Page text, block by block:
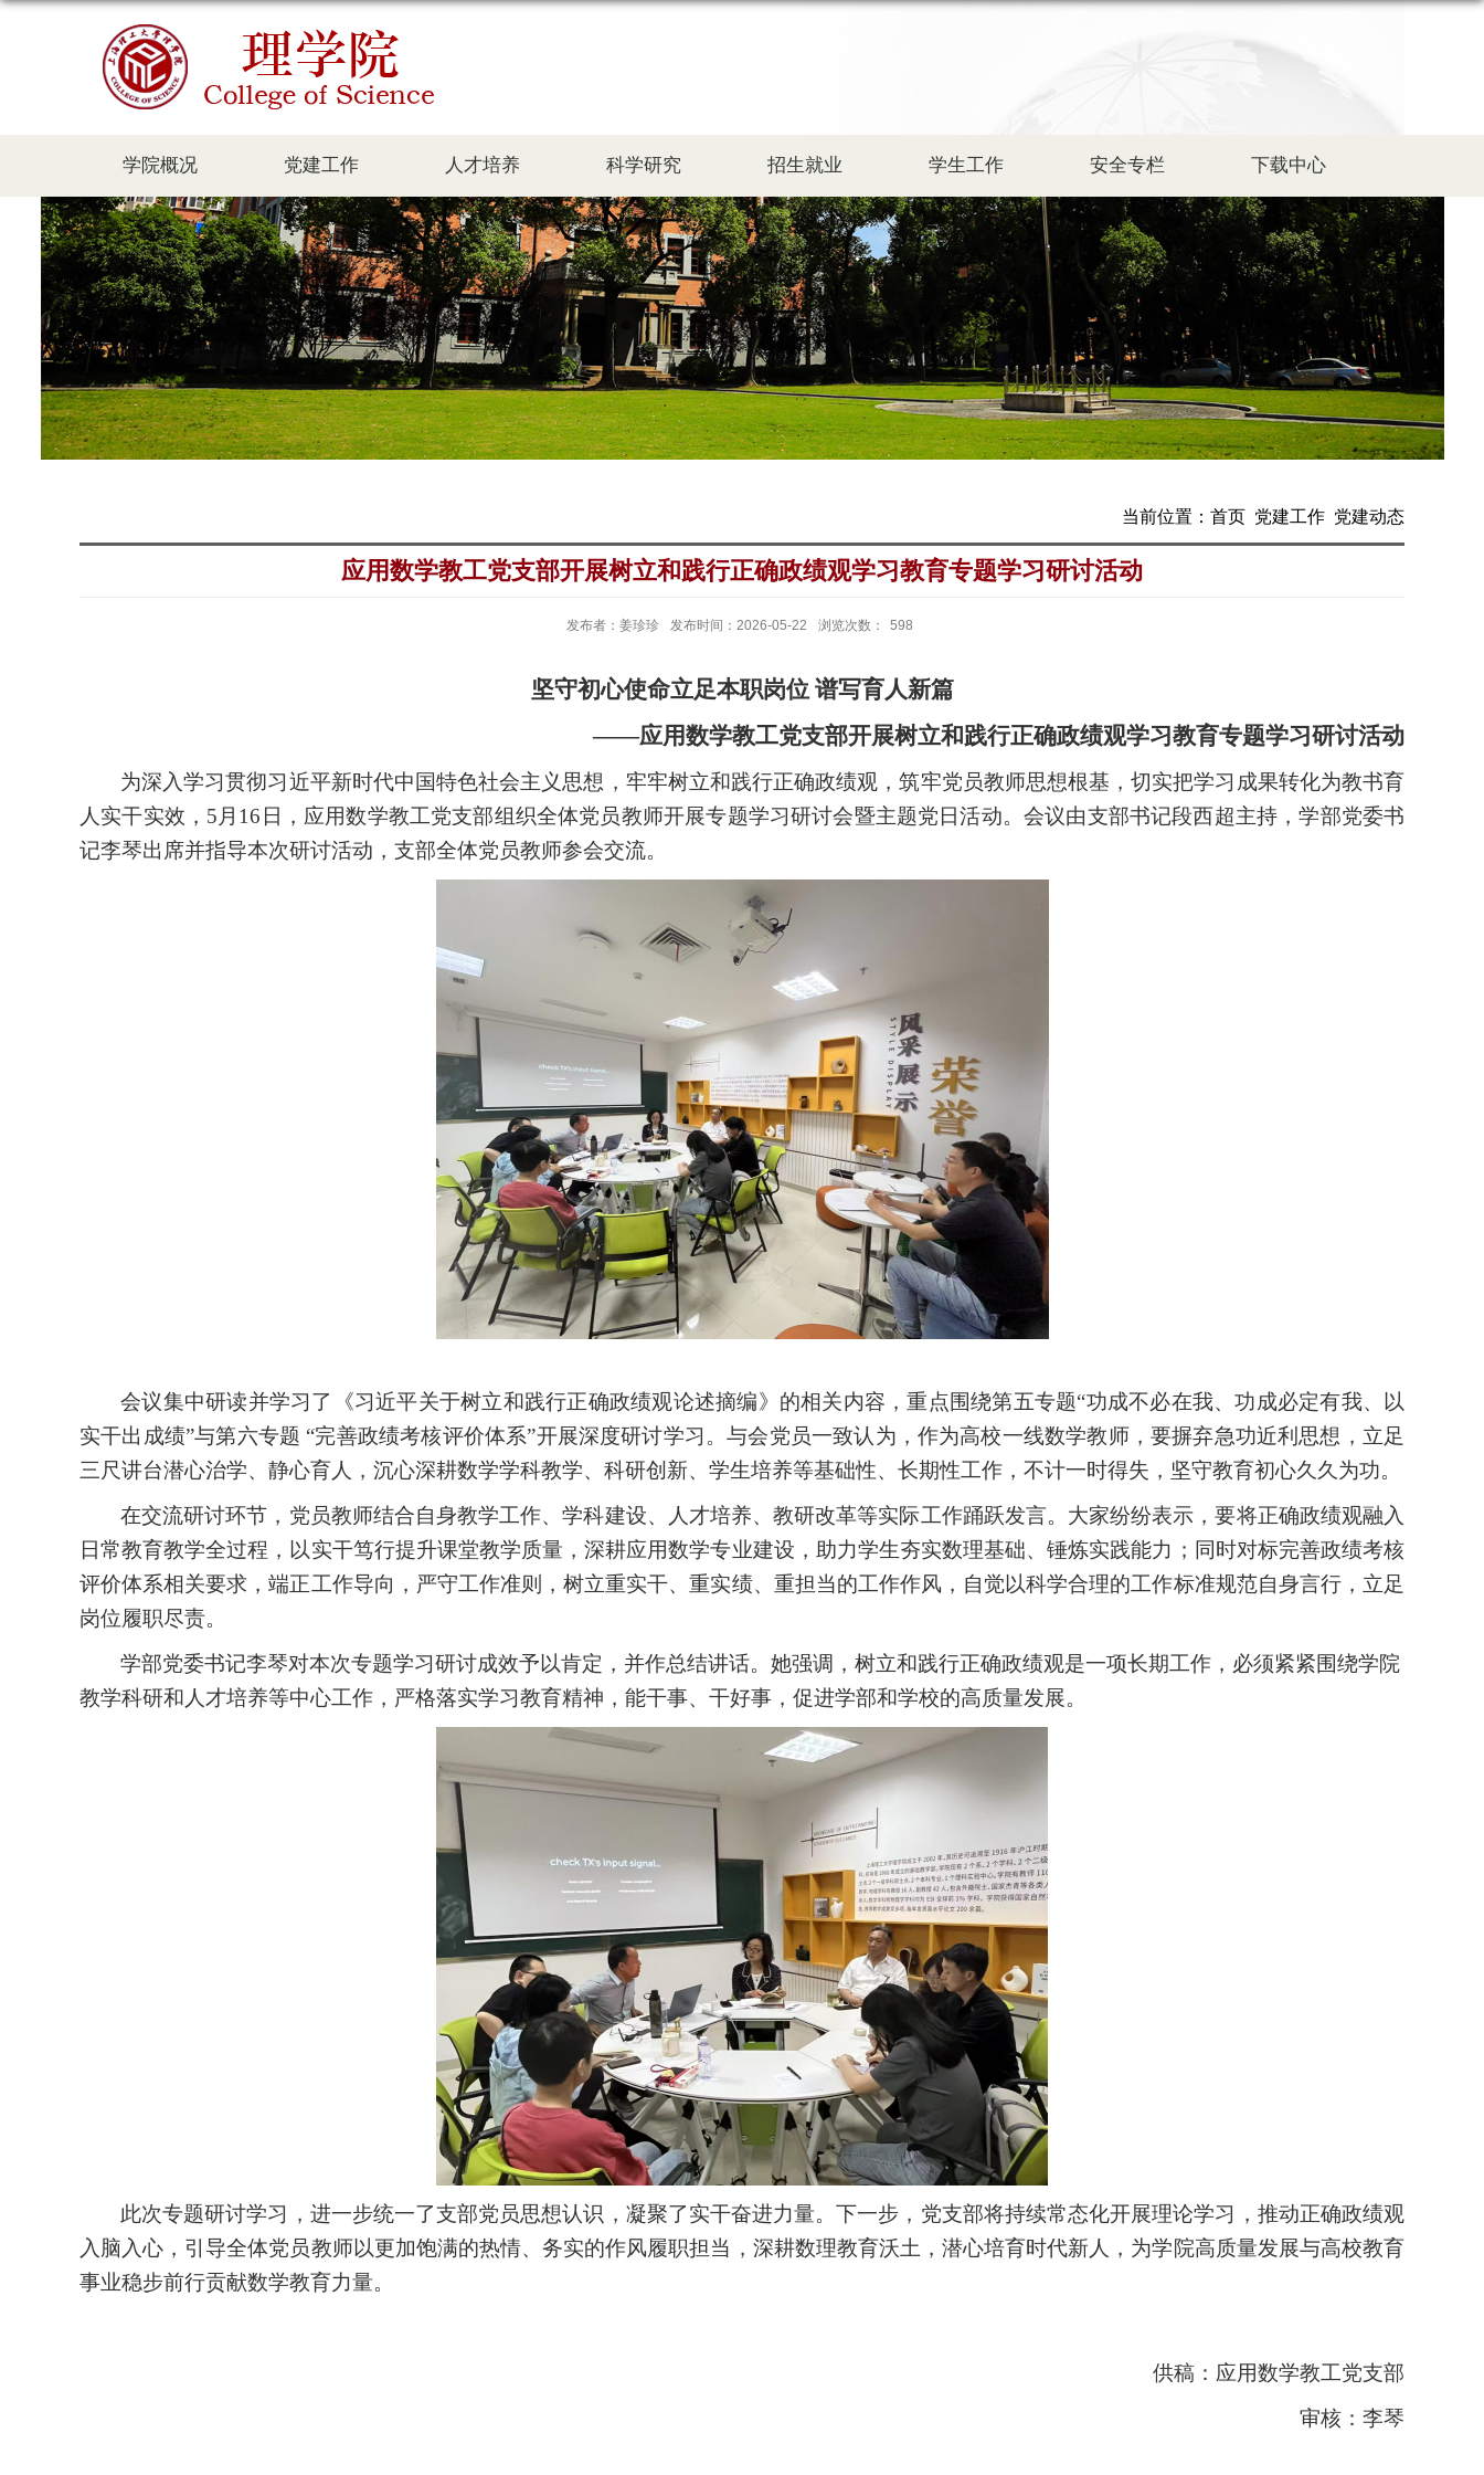
学院概况 党建工作 人才培养 科学研究 招生就业 学生工作 安全专栏 下载中心
当前位置： 首页 党建工作 党建动态
应用数学教工党支部开展树立和践行正确政绩观学习教育专题学习研讨活动
发布者：姜珍珍 发布时间：2026-05-22 浏览次数： 598
坚守初心使命立足本职岗位 谱写育人新篇
——应用数学教工党支部开展树立和践行正确政绩观学习教育专题学习研讨活动
为深入学习贯彻习近平新时代中国特色社会主义思想，牢牢树立和践行正确政绩观，筑牢党员教师思想根基，切实把学习成果转化为教书育
人实干实效， 5月16日，应用数学教工党支部组织全体党员教师开展专题学习研讨会暨主题党日活动。会议由支部书记段西超主持，学部党委书
记李琴出席并指导本次研讨活动，支部全体党员教师参会交流。
会议集中研读并学习了《习近平关于树立和践行正确政绩观论述摘编》的相关内容，重点围绕第五专题“功成不必在我、功成必定有我、以
实干出成绩”与第六专题 “完善政绩考核评价体系”开展深度研讨学习 。与会党员一致认为，作为高校一线数学教师，要摒弃急功近利思想，立足
三尺讲台潜心治学、静心育人，沉心深耕数学学科教学、科研创新、学生培养等基础性、长期性工作，不计一时得失，坚守教育初心久久为功。
在交流研讨环节，党员教师结合自身教学工作、学科建设、人才培养、教研改革等实际工作踊跃发言。大家纷纷表示，要将正确政绩观融入
日常教育教学全过程，以实干笃行提升课堂教学质量，深耕应用数学专业建设，助力学生夯实数理基础、锤炼实践能力；同时对标完善政绩考核
评价体系相关要求，端正工作导向，严守工作准则，树立重实干、重实绩、重担当的工作作风，自觉以科学合理的工作标准规范自身言行，立足
岗位履职尽责。
学部党委书记李琴对本次专题学习研讨成效予以肯定，并作总结讲话。 她强调， 树立和践行正确政绩观是一项长期工作，必须紧紧围绕学院
教学科研和人才培养等中心工作，严格落实学习教育精神，能干事、干好事，促进学部和学校的高质量发展。
此次专题研讨学习，进一步统一了支部党员思想认识，凝聚了实干奋进力量。下一步， 党支部将持续常态化开展理论学习，推动正确政绩观
入脑入心，引导全体党员教师以更加饱满的热情、务实的作风履职担当，深耕数理教育沃土，潜心培育时代新人，为学院高质量发展与高校教育
事业稳步前行贡献数学教育力量。
供稿：应用数学教工党支部
审核：李琴